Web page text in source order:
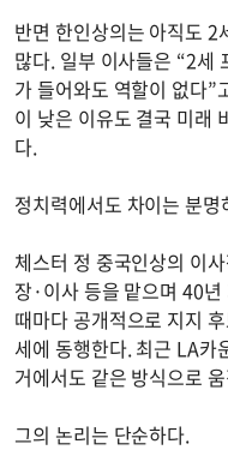
반면 한인상의는 아직도 2
많다. 일부 이사들은 “2세
가 들어와도 역할이 없다”
이 낮은 이유도 결국 미래
다.
정치력에서도 차이는 분명
체스터 정 중국인상의 이
장·이사 등을 맡으며 40
때마다 공개적으로 지지
세에 동행한다. 최근 LA카
거에서도 같은 방식으로
그의 논리는 단순하다.